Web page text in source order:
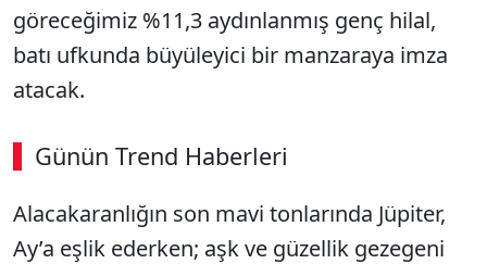
göreceğimiz %11,3 aydınlanmış genç hilal,
batı ufkunda büyüleyici bir manzaraya imza
atacak.
Günün Trend Haberleri
00:02 / 09:08
Sesi Aç
Alacakaranlığın son mavi tonlarında Jüpiter,
Ay’a eşlik ederken; aşk ve güzellik gezegeni